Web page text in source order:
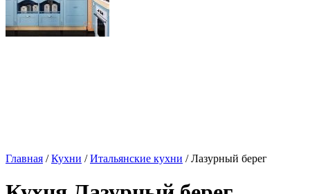
Главная /Кухни /Итальянские кухни / Лазурный берег